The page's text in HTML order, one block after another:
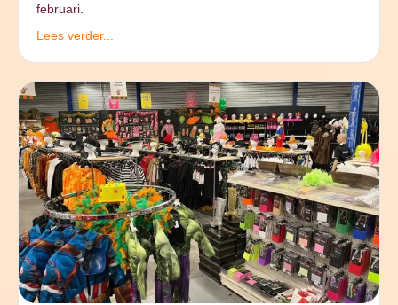
februari.
Lees verder...